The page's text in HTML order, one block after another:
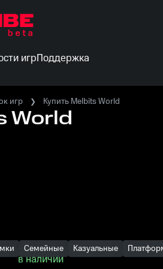
игрПоддержка
игр Купить Melbits World
World
Семейные Казуальные
в наличии